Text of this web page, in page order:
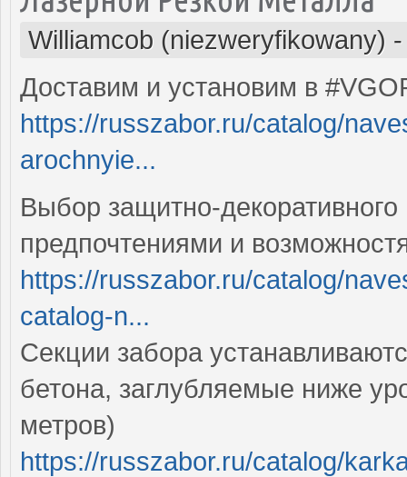
Williamcob (niezweryfikowany)
Доставим и установим в
https://russzabor.ru/catalog/
arochnyie...
Выбор защитно-
предпочтениями и
https://russzabor.ru/catalog/
catalog-n...
Секции забора
бетона, заглубляемые ниже
метров)
https://russzabor.ru/catalog/